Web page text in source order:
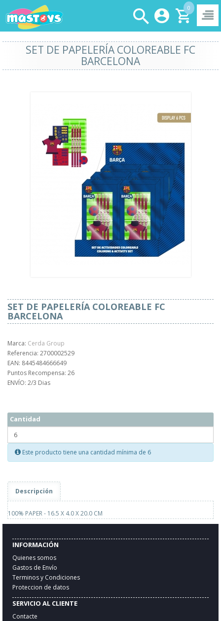
0
SET DE PAPELERÍA COLOREABLE FC
BARCELONA
SET DE PAPELERÍA COLOREABLE FC
BARCELONA
Marca: Cerda Group
Referencia: 2700002529
EAN: 8445484666649
Puntos Recompensa: 26
ENVÍO: 2/3 Dias
Cantidad
Este producto tiene una cantidad mínima de 6
Descripción
100% PAPER - 16.5 X 4.0 X 20.0 CM
INFORMACIÓN
Quienes somos
Gastos de Envío
Terminos y Condiciones
Proteccion de datos
SERVICIO AL CLIENTE
Contacte